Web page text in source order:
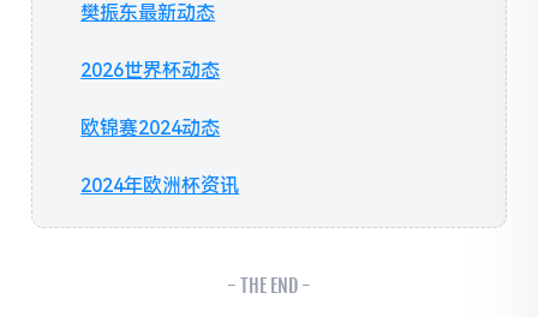
樊振东最新动态
2026世界杯动态
欧锦赛2024动态
2024年欧洲杯资讯
- THE END -